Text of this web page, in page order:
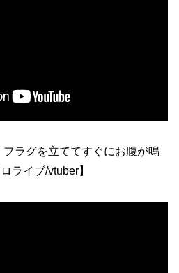
フラグを立ててすぐにお腹が鳴
ライブ/vtuber】